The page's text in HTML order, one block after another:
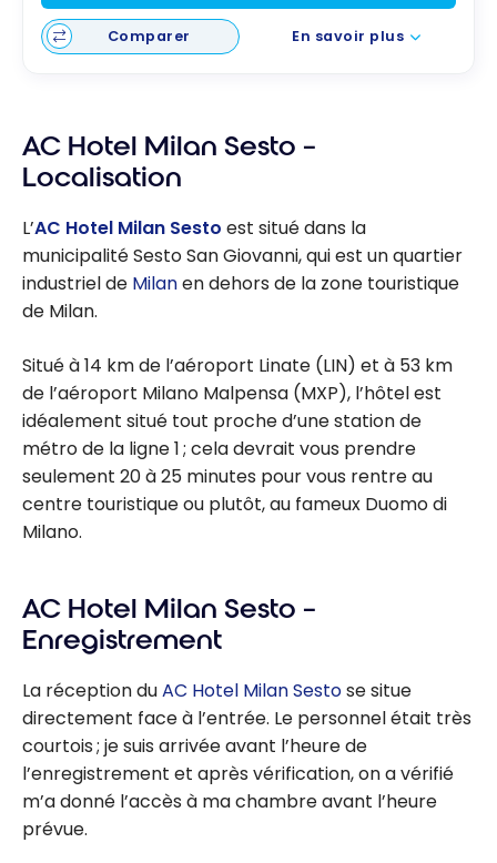
Comparer En savoir plus
AC Hotel Milan Sesto –
Localisation
L’AC Hotel Milan Sesto est situé dans la
municipalité Sesto San Giovanni, qui est un quartier
industriel de Milanen dehors de la zone touristique
de Milan.
Situé à 14 km de l’aéroport Linate (LIN) et à 53 km
de l’aéroport Milano Malpensa (MXP), l’hôtel est
idéalement situé tout proche d’une station de
métro de la ligne 1 ; cela devrait vous prendre
seulement 20 à 25 minutes pour vous rentre au
centre touristique ou plutôt, au fameux Duomo di
Milano.
AC Hotel Milan Sesto –
Enregistrement
La réception duAC Hotel Milan Sestose situe
directement face à l’entrée. Le personnel était très
courtois ; je suis arrivée avant l’heure de
l’enregistrement et après vérification, on a vérifié
m’a donné l’accès à ma chambre avant l’heure
prévue.